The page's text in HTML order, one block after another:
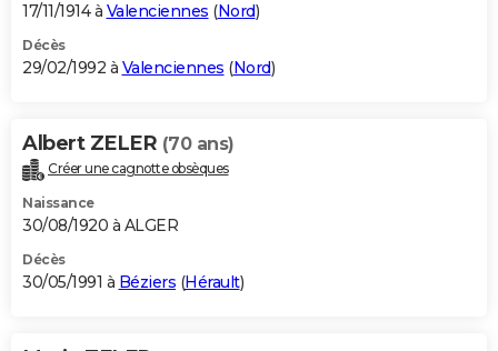
17/11/1914 à Valenciennes (Nord)
Décès
29/02/1992 à Valenciennes (Nord)
Albert ZELER (70 ans)
Créer une cagnotte obsèques
Naissance
30/08/1920 à ALGER
Décès
30/05/1991 à Béziers (Hérault)